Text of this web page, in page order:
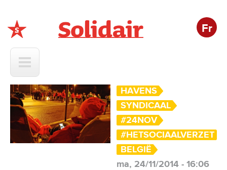
Fr
HAVENS
SYNDICAAL
#24NOV
#HETSOCIAALVERZET
BELGIË
ma, 24/11/2014 - 16:06